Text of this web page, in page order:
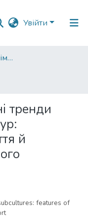
Увійти
Наукові видання ОНУ імені І. І. Мечникова
тренди
й
features of